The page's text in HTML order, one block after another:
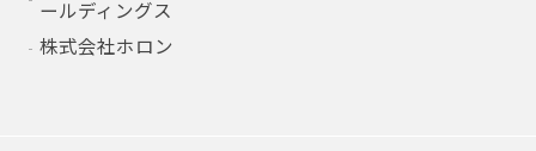
ールディングス
株式会社ホロン